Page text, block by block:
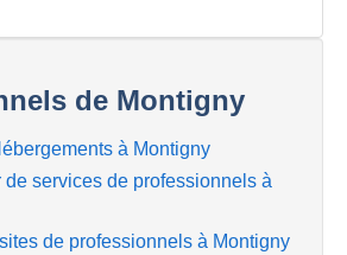
de Montigny
à Montigny
de services de professionnels à
de professionnels à Montigny